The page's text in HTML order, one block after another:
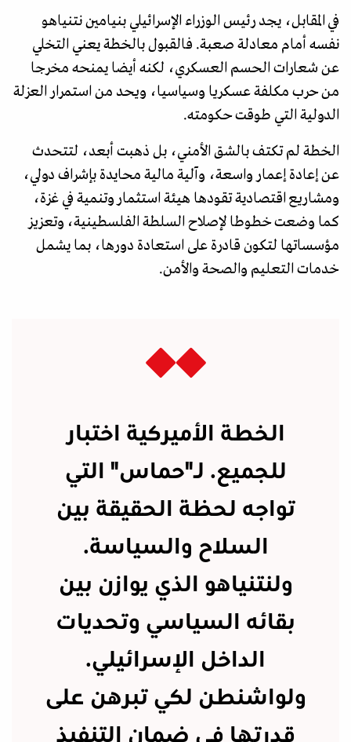
في المقابل، يجد رئيس الوزراء الإسرائيلي بنيامين نتنياهو
نفسه أمام معادلة صعبة. فالقبول بالخطة يعني التخلي
عن شعارات الحسم العسكري، لكنه أيضا يمنحه مخرجا
من حرب مكلفة عسكريا وسياسيا، ويحد من استمرار العزلة
الدولية التي طوقت حكومته.
الخطة لم تكتف بالشق الأمني، بل ذهبت أبعد، لتتحدث
عن إعادة إعمار واسعة، وآلية مالية محايدة بإشراف دولي،
ومشاريع اقتصادية تقودها هيئة استثمار وتنمية في غزة،
كما وضعت خطوطا لإصلاح السلطة الفلسطينية، وتعزيز
مؤسساتها لتكون قادرة على استعادة دورها، بما يشمل
خدمات التعليم والصحة والأمن.
الخطة الأميركية اختبار
للجميع. لـ"حماس" التي
تواجه لحظة الحقيقة بين
السلاح والسياسة.
ولنتنياهو الذي يوازن بين
بقائه السياسي وتحديات
الداخل الإسرائيلي.
ولواشنطن لكي تبرهن على
قدرتها في ضمان التنفيذ